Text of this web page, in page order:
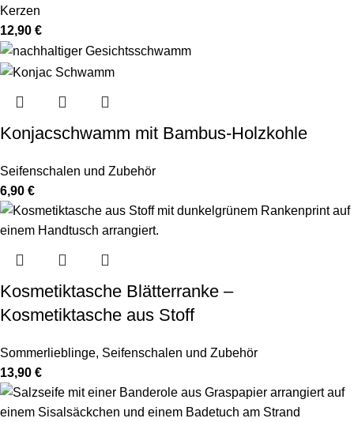
Kerzen
12,90 €
Konjacschwamm mit Bambus-Holzkohle
Seifenschalen und Zubehör
6,90 €
Kosmetiktasche Blätterranke –
Kosmetiktasche aus Stoff
Sommerlieblinge, Seifenschalen und Zubehör
13,90 €